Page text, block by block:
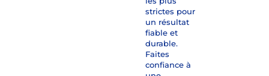
strictes pour
un résultat
fiable et
durable.
Faites
confiance à